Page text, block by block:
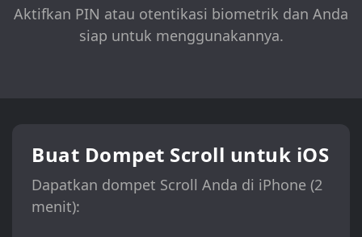
Aktifkan PIN atau otentikasi biometrik dan Anda
siap untuk menggunakannya.
Buat Dompet Scroll untuk iOS
Dapatkan dompet Scroll Anda di iPhone (2
menit):